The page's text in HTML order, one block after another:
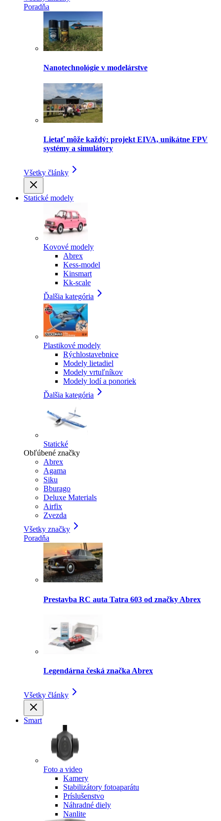
Poradňa
Nanotechnológie v modelárstve
Lietať môže každý: projekt EIVA, unikátne FPV
systémy a simulátory
Všetky články
Statické modely
Kovové modely
Abrex
Kess-model
Kinsmart
Kk-scale
Ďalšia kategória
Plastikové modely
Rýchlostavebnice
Modely lietadiel
Modely vrtuľníkov
Modely lodí a ponoriek
Ďalšia kategória
Statické
Obľúbené značky
Abrex
Agama
Siku
Bburago
Deluxe Materials
Airfix
Zvezda
Všetky značky
Poradňa
Prestavba RC auta Tatra 603 od značky Abrex
Legendárna česká značka Abrex
Všetky články
Smart
Foto a video
Kamery
Stabilizátory fotoaparátu
Príslušenstvo
Náhradné diely
Nanlite